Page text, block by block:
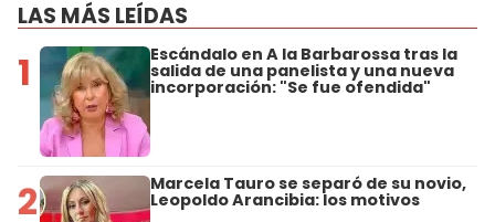
LAS MÁS LEÍDAS
1 Escándalo en A la Barbarossa tras la
salida de una panelista y una nueva
incorporación: "Se fue ofendida"
2 Marcela Tauro se separó de su novio,
Leopoldo Arancibia: los motivos